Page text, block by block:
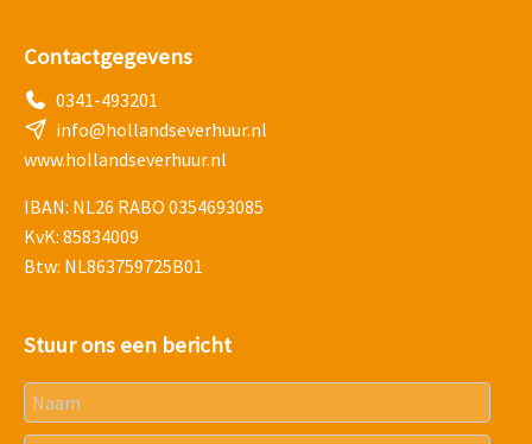
Contactgegevens
0341-493201
info@hollandseverhuur.nl
www.hollandseverhuur.nl
IBAN: NL26 RABO 0354693085
KvK: 85834009
Btw: NL863759725B01
Stuur ons een bericht